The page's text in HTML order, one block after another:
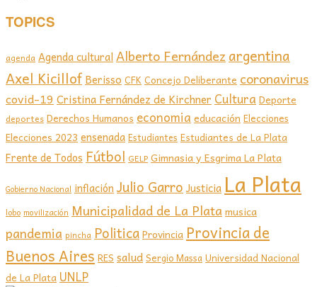
TOPICS
agenda Agenda culturalAlberto Fernández argentina
Axel Kicillof Berisso CFKConcejo Deliberante coronavirus
covid-19 Cristina Fernández de Kirchner Cultura Deporte
deportes Derechos Humanos economia educación Elecciones
Elecciones 2023 ensenada Estudiantes Estudiantes de La Plata
Frente de Todos Fútbol GELP Gimnasia y Esgrima La Plata
Gobierno Nacional inflación Julio Garro Justicia La Plata
lobo movilización Municipalidad de La Plata musica
pandemia pincha PoliticaProvincia Provincia de
Buenos Aires RES saludSergio MassaUniversidad Nacional
de La Plata UNLP